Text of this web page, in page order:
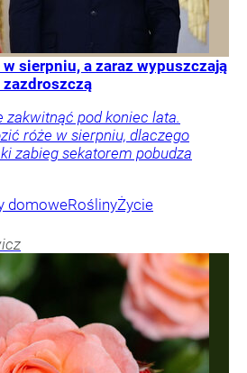
sierpniu, a zaraz wypuszczają
zakwitnąć pod koniec lata.
róże w sierpniu, dlaczego
zabieg sekatorem pobudza
domoweRoślinyŻycie